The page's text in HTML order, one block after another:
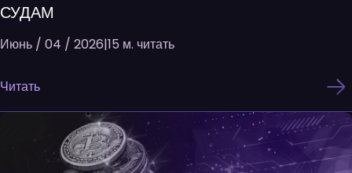
СУДАМ
Июнь / 04 / 2026|15 м. читать
Читать